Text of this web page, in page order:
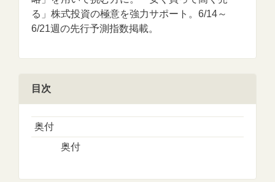
る」株式投資の極意を強力サポート。6/14～
6/21週の先行予測指数掲載。
目次
奥付
奥付